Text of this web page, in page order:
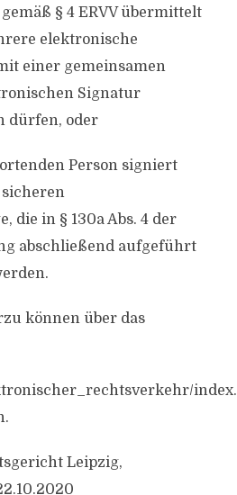
§ 4 ERVV übermittelt
elektronische
einer gemeinsamen
Signatur
dürfen, oder
Person signiert
die in § 130a Abs. 4 der
abschließend aufgeführt
können über das
Leipzig,